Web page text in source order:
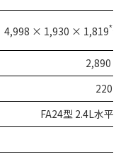
4,998 × 1,930 × 1,819*1
2,890
220
FA24型 2.4L水平対